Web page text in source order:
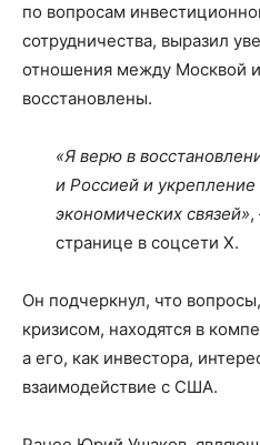
по вопросам
сотрудничества, выразил
отношения между Москвой
восстановлены.
«Я верю в
и Россией и
экономических связей»,
странице в соцсети Х.
Он подчеркнул, что
кризисом, находятся в
а его, как инвестора,
взаимодействие с США.